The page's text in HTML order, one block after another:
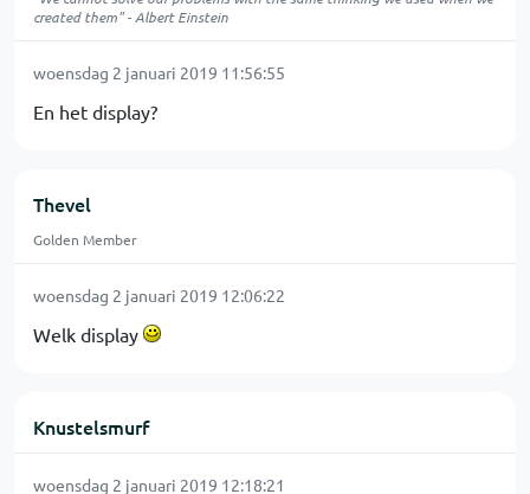
created them" - Albert Einstein
woensdag 2 januari 2019 11:56:55
En het display?
Thevel
Golden Member
woensdag 2 januari 2019 12:06:22
Welk display
Knustelsmurf
woensdag 2 januari 2019 12:18:21